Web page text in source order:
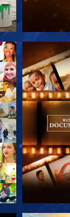
EXPLORA